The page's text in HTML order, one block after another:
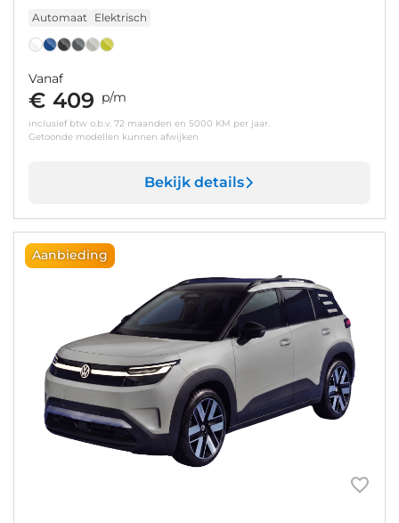
Automaat
Elektrisch
Vanaf
€ 409 p/m
inclusief btw o.b.v. 72 maanden en 5000 KM per jaar.
Getoonde modellen kunnen afwijken
Bekijk details
Aanbieding